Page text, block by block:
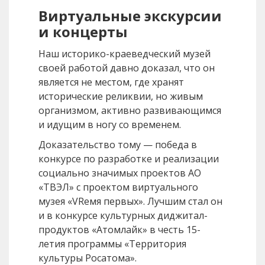
Виртуальные экскурсии
и концерты
Наш историко-краеведческий музей
своей работой давно доказал, что он
является не местом, где хранят
исторические реликвии, но живым
организмом, активно развивающимся
и идущим в ногу со временем.
Доказательство тому — победа в
конкурсе по разработке и реализации
социально значимых проектов АО
«ТВЭЛ» с проектом виртуального
музея «VRемя первых». Лучшим стал он
и в конкурсе культурных диджитал-
продуктов «Атомлайк» в честь 15-
летия программы «Территория
культуры Росатома».